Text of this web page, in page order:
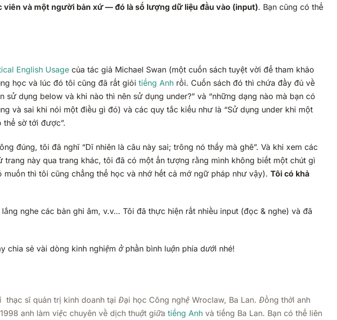
và một người bản xứ — đó là số lượng dữ liệu đầu vào (input). Bạn cũng có thể
English Usage của tác giả Michael Swan (một cuốn sách tuyệt vời để tham khảo
học và lúc đó tôi cũng đã rất giỏi tiếng Anh rồi. Cuốn sách đó thì chứa đầy đủ về
sử dụng below và khi nào thì nên sử dụng under?” và “những dạng nào mà bạn có
và sai khi nói một điều gì đó) và các quy tắc kiểu như là “Sử dụng under khi một
sờ tới được”.
đúng, tôi đã nghĩ “Dĩ nhiên là câu này sai; trông nó thấy mà ghê”. Và khi xem các
này qua trang khác, tôi đã có một ấn tượng rằng mình không biết một chút gì
thì tôi cũng chẳng thể học và nhớ hết cả mớ ngữ pháp như vậy). Tôi có khả
nghe các bản ghi âm, v.v… Tôi đã thực hiện rất nhiều input (đọc & nghe) và đã
chia sẻ vài dòng kinh nghiệm ở phần bình luận phía dưới nhé!
sĩ quản trị kinh doanh tại Đại học Công nghệ Wroclaw, Ba Lan. Đồng thời anh
anh làm việc chuyên về dịch thuật giữa tiếng Anh và tiếng Ba Lan. Bạn có thể liên